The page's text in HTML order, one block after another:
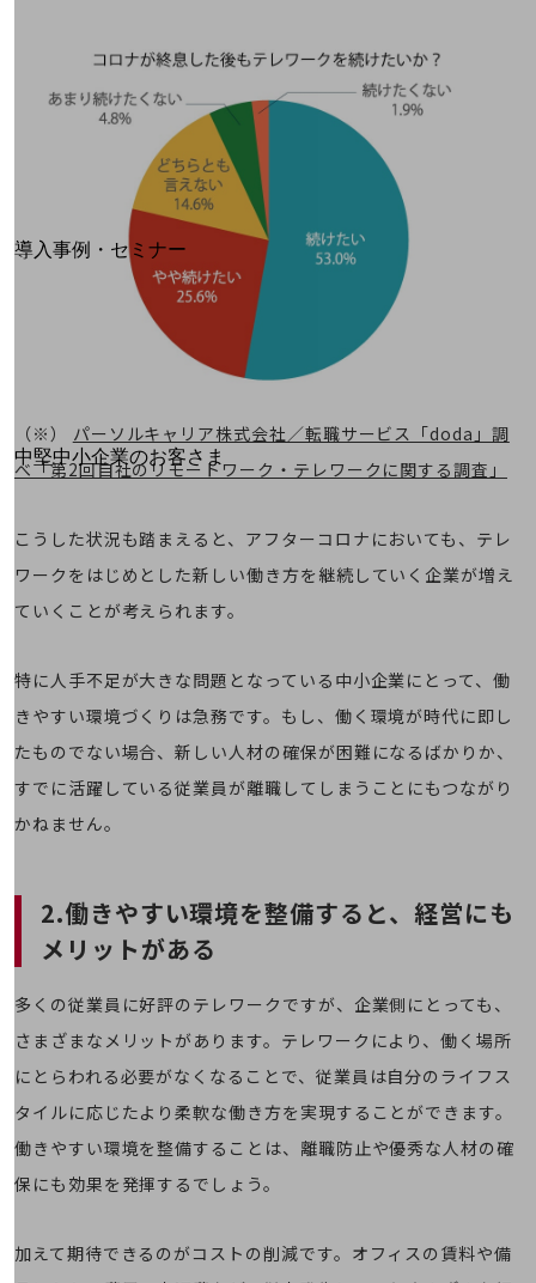
回線・ネットワーク
お手続き
別ウィンドウで開きます
サービスをご利用中のお客さま
導入事例・セミナー
最新の導入事例や注目の導入事例をご紹介します
開催・出展する各種セミナー、イベント情報をご紹介します
中堅中小企業のお客さま
NTTドコモビジネスウォッチ
旬な話題やお役立ち資料などDXの課題を
解決するヒントをお届けする記事サイト
お役立ち資料ダウンロード
中堅中小企業向け
サービス・ソリューション
課題やニーズに合ったサービスをご紹介し、
中堅中小企業のビジネスをサポート！
お悩みから見つけるTOP
モバイル・音声
バックオフィス
リモート・ハイブリッドワーク
セキュリティ
業界から見つける
業界から見つけるTOP
製造業
（※） パーソルキャリア株式会社／転職サービス「doda」調
べ「第2回自社のリモートワーク・テレワークに関する調査」
こうした状況も踏まえると、アフターコロナにおいても、テレ
ワークをはじめとした新しい働き方を継続していく企業が増え
ていくことが考えられます。
特に人手不足が大きな問題となっている中小企業にとって、働
きやすい環境づくりは急務です。もし、働く環境が時代に即し
たものでない場合、新しい人材の確保が困難になるばかりか、
すでに活躍している従業員が離職してしまうことにもつながり
かねません。
2.働きやすい環境を整備すると、経営にも
メリットがある
多くの従業員に好評のテレワークですが、企業側にとっても、
さまざまなメリットがあります。テレワークにより、働く場所
にとらわれる必要がなくなることで、従業員は自分のライフス
タイルに応じたより柔軟な働き方を実現することができます。
働きやすい環境を整備することは、離職防止や優秀な人材の確
保にも効果を発揮するでしょう。
加えて期待できるのがコストの削減です。オフィスの賃料や備